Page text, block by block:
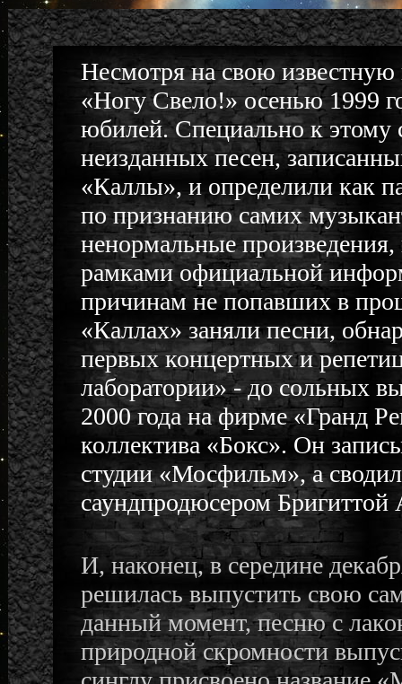
Несмотря на свою
«Ногу Свело!» осенью 1999
юбилей. Специально к
неизданных песен,
«Каллы», и определили как
по признанию самих
ненормальные произведения,
рамками официальной
причинам не попавших в
«Каллах» заняли песни,
первых концертных и
лаборатории» - до сольных
2000 года на фирме «Гранд
коллектива «Бокс». Он
студии «Мосфильм», а
саундпродюсером Бригиттой
И, наконец, в середине
решилась выпустить свою
данный момент, песню с
природной скромности